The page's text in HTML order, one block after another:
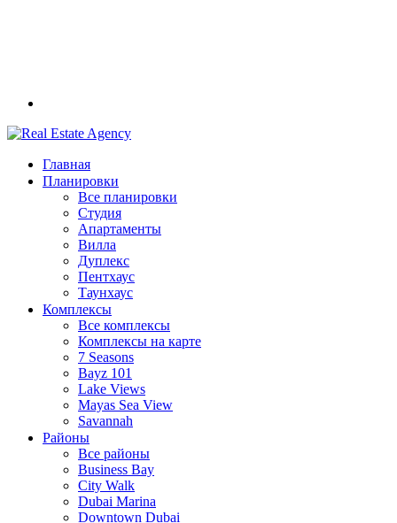
Главная
Планировки
Все планировки
Студия
Апартаменты
Вилла
Дуплекс
Пентхаус
Таунхаус
Комплексы
Все комплексы
Комплексы на карте
7 Seasons
Bayz 101
Lake Views
Mayas Sea View
Savannah
Районы
Все районы
Business Bay
City Walk
Dubai Marina
Downtown Dubai